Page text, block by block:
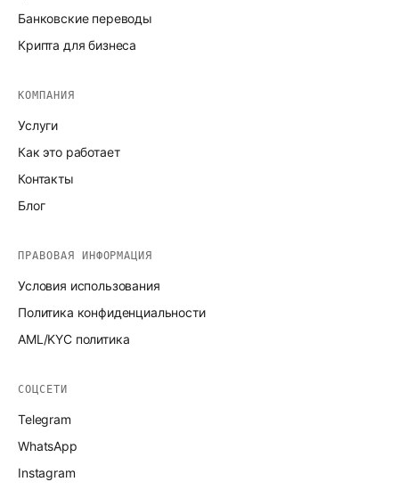
Банковские переводы
Крипта для бизнеса
КОМПАНИЯ
Услуги
Как это работает
Контакты
Блог
ПРАВОВАЯ ИНФОРМАЦИЯ
Условия использования
Политика конфиденциальности
AML/KYC политика
СОЦСЕТИ
Telegram
WhatsApp
Instagram